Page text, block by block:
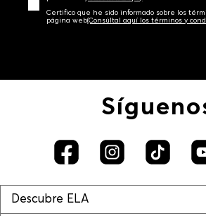
Certifico que he sido informado sobre los
página web‎(Consúltal aquí los términos y
Descubre ELA